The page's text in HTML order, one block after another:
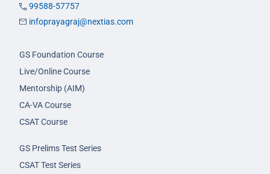
99588-57757
infoprayagraj@nextias.com
GS Foundation Course
Live/Online Course
Mentorship (AIM)
CA-VA Course
CSAT Course
GS Prelims Test Series
CSAT Test Series